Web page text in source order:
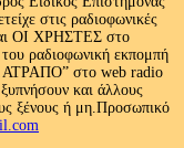
στις ραδιοφωνικές
ΟΙ ΧΡΗΣΤΕΣ στο
ραδιοφωνική εκπομπή
στο web radio
και άλλους
ξένους ή μη.Προσωπικό